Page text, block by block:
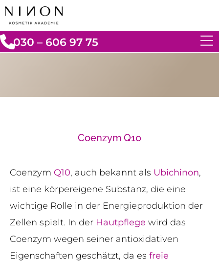
030 – 606 97 75
Coenzym Q10
Coenzym Q10, auch bekannt als Ubichinon,
ist eine körpereigene Substanz, die eine
wichtige Rolle in der Energieproduktion der
Zellen spielt. In der Hautpflege wird das
Coenzym wegen seiner antioxidativen
Eigenschaften geschätzt, da es freie